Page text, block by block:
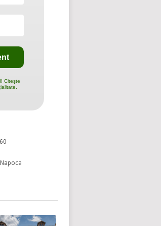
Citește